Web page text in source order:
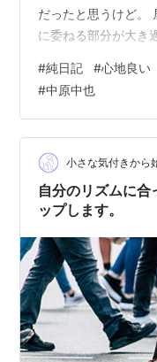
だったと思うけど。
に委ねる部分が大き
の状態は委ねずに、
と。 例え、居心地が
不可能じゃない。
い、居心地が悪い、
あっても、 心地悪い
心地良いと感…
#純日記 #心地良い
#中原中也
小さな気付きから
自分のリズムに
ップします。